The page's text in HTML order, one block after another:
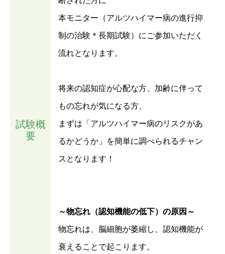
試験概
要
本モニター（アルツハイマー病の進行抑
制の治験＊長期試験）にご参加いただく
流れとなります。
将来の認知症が心配な方、加齢に伴って
もの忘れが気になる方、
まずは「アルツハイマー病のリスクがあ
るかどうか」を簡単に調べられるチャン
スとなります！
～物忘れ（認知機能の低下）の原因～
物忘れは、脳細胞が萎縮し、認知機能が
衰えることで起こります。